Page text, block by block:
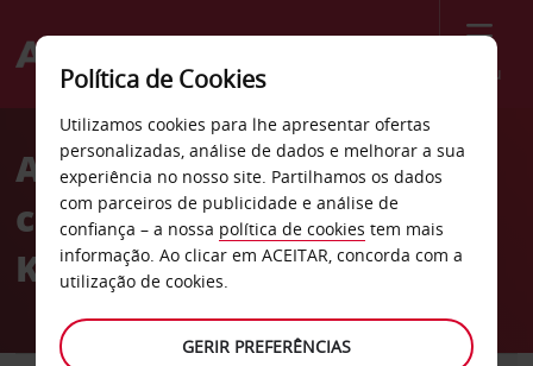
Menu
Welcome
AvisAluguer de
carros Aeroporto de
Kajaani
Política de Cookies
Utilizamos cookies para lhe apresentar ofertas
personalizadas, análise de dados e melhorar a sua
experiência no nosso site. Partilhamos os dados
com parceiros de publicidade e análise de
confiança – a nossa política de cookies tem mais
informação. Ao clicar em ACEITAR, concorda com a
utilização de cookies.
GERIR PREFERÊNCIAS